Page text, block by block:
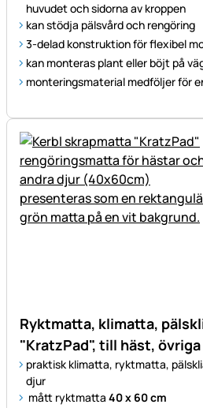
huvudet och sidorna av kroppen
kan stödja pälsvård och rengöring
3-delad konstruktion för flexibel
kan monteras plant eller böjt på
monteringsmaterial medföljer för
Ryktmatta, klimatta,
"KratzPad", till häst,
praktisk klimatta, ryktmatta,
djur
mått ryktmatta 40 x 60 cm